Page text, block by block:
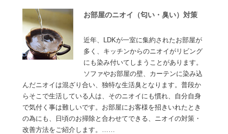
お部屋のニオイ（匂い・臭い）対策
近年、LDKが一室に集約されたお部屋が
多く、キッチンからのニオイがリビング
にも染み付いてしまうことがあります。
ソファやお部屋の壁、カーテンに染み込
んだニオイは混ざり合い、独特な生活臭となります。普段か
らそこで生活している人は、そのニオイにも慣れ、自分自身
で気付く事は難しいです。お部屋にお客様を招きいれたとき
の為にも、日頃のお掃除と合わせてできる、ニオイの対策・
改善方法をご紹介します。……